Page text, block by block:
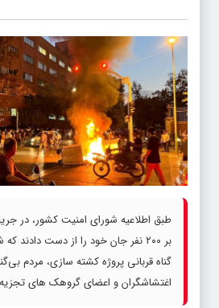
طبق اطلاعیه شورای امنیت کشور، در
بر ۲۰۰ نفر جان خود را از دست دادند
گناه قربانی پروژه کشته سازی، مردم
اغتشاشگران و اعضای گروهک های